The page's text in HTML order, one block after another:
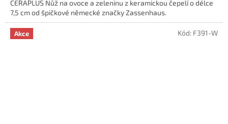
CERAPLUS Nůž na ovoce a zeleninu z keramickou čepelí o délce
7,5 cm od špičkové německé značky Zassenhaus.
Akce Kód: F391-W